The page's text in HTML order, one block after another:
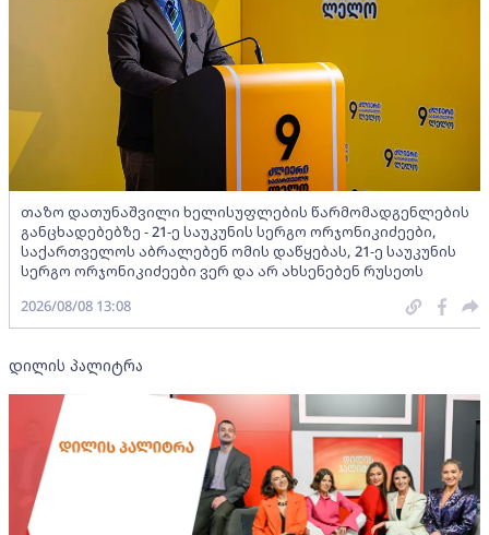
თაზო დათუნაშვილი ხელისუფლების წარმომადგენლების
განცხადებებზე - 21-ე საუკუნის სერგო ორჯონიკიძეები,
საქართველოს აბრალებენ ომის დაწყებას, 21-ე საუკუნის
სერგო ორჯონიკიძეები ვერ და არ ახსენებენ რუსეთს
2026/08/08 13:08
დილის პალიტრა